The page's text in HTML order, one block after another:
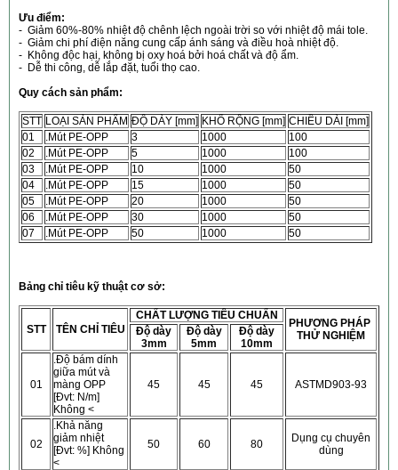
Ưu điểm:
- Giảm 60%-80% nhiệt độ chênh lệch ngoài trời so với nhiệt độ mái tole.
- Giảm chi phí điện năng cung cấp ánh sáng và điều hoà nhiệt độ.
- Không độc hại, không bị oxy hoá bởi hoá chất và độ ẩm.
- Dễ thi công, dễ lắp đặt, tuổi thọ cao.
Quy cách sản phẩm:
STT LOẠI SẢN PHẨM ĐỘ DÀY [mm] KHỔ RỘNG [mm] CHIỀU DÀI [mm]
01
.Mút PE-OPP 3 1000
100
02
.Mút PE-OPP 5 1000
100
03
.Mút PE-OPP 10 1000
50
04
.Mút PE-OPP 15 1000
50
05
.Mút PE-OPP 20 1000
50
06
.Mút PE-OPP 30 1000
50
07
.Mút PE-OPP 50 1000 50
Bảng chỉ tiêu kỹ thuật cơ sở:
STT TÊN CHỈ TIÊU
CHẤT LƯỢNG TIÊU CHUẨN
PHƯƠNG PHÁP
THỬ NGHIỆM
Độ dày
3mm
Độ dày
5mm
Độ dày
10mm
01
.Độ bám dính
giữa mút và
màng OPP
[Đvt: N/m]
Không <
45 45 45 ASTMD903-93
02
.Khả năng
giảm nhiệt
[Đvt: %] Không
<
50 60 80
Dụng cụ chuyên
dùng